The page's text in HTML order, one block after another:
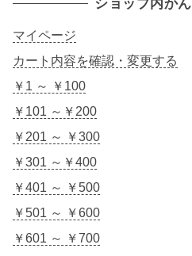
ショップ内か
マイページ
カート内容を確認・変更する
￥1 ～ ￥100
￥101 ～￥200
￥201 ～ ￥300
￥301 ～￥400
￥401 ～ ￥500
￥501 ～ ￥600
￥601 ～ ￥700